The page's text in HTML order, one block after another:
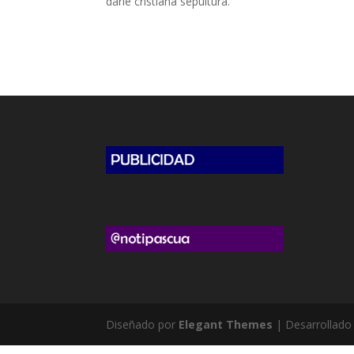
Diseñado por Elegant Themes |